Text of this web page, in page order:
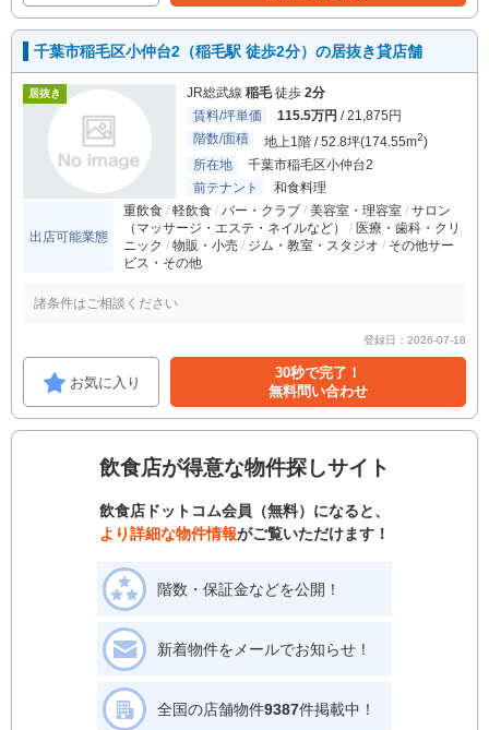
千葉市稲毛区小仲台2（稲毛駅 徒歩2分）の居抜き貸店舗
居抜き JR総武線 稲毛徒歩 2分
賃料/坪単価
115.5万円 / 21,875円
階数/面積
地上1階 / 52.8坪(174.55m2)
所在地
千葉市稲毛区小仲台2
前テナント
和食料理
出店可能業態
重飲食 軽飲食 バー・クラブ 美容室・理容室
サロン
（マッサージ・エステ・ネイルなど）
医療・歯科・クリ
ニック
物販・小売 ジム・教室・スタジオ
その他サー
ビス・その他
諸条件はご相談ください
登録日：2026-07-18
お気に入り
30秒で完了！
無料問い合わせ
飲食店が得意な物件探しサイト
飲食店ドットコム会員（無料）になると、
より詳細な物件情報がご覧いただけます！
階数・保証金などを公開！
新着物件をメールでお知らせ！
全国の店舗物件9387件掲載中！